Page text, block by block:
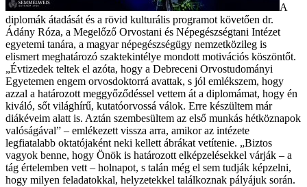
A
diplomák átadását és a rövid kulturális programot követően dr.
Ádány Róza, a Megelőző Orvostani és Népegészségtani Intézet
egyetemi tanára, a magyar népegészségügy nemzetközileg is
elismert meghatározó szaktekintélye mondott motivációs köszöntőt.
„Évtizedek teltek el azóta, hogy a Debreceni Orvostudományi
Egyetemen engem orvosdoktorrá avattak, s jól emlékszem, hogy
azzal a határozott meggyőződéssel vettem át a diplomámat, hogy én
kiváló, sőt világhírű, kutatóorvossá válok. Erre készültem már
diákéveim alatt is. Aztán szembesültem az első munkás hétköznapok
valóságával” – emlékezett vissza arra, amikor az intézete
legfiatalabb oktatójaként neki kellett ábrákat vetítenie. „Biztos
vagyok benne, hogy Önök is határozott elképzelésekkel várják – a
tág értelemben vett – holnapot, s talán még el sem tudják képzelni,
hogy milyen feladatokkal, helyzetekkel találkoznak pályájuk során.